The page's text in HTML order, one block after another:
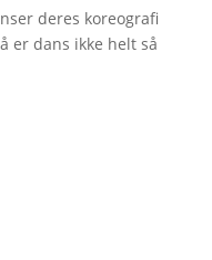
deres koreografi
er dans ikke helt så